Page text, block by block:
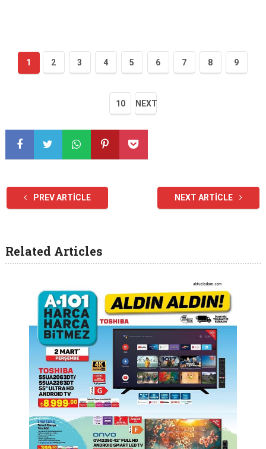
1 2 3 4 5 6 7 8 9
10 NEXT
PREV ARTICLE NEXT ARTICLE
Related Articles